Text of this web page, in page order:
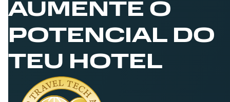
AUMENTE O
POTENCIAL DO
TEU HOTEL